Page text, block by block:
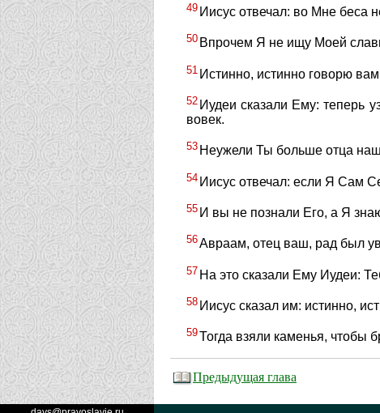
49 Иисус отвечал: во Мне беса
50 Впрочем Я не ищу Моей
51 Истинно, истинно говорю
52 Иудеи сказали Ему: теперь
вовек.
53 Неужели Ты больше отца
54 Иисус отвечал: если Я Сам
55 И вы не познали Его, а Я
56Авраам, отец ваш, рад был
57 На это сказали Ему Иудеи:
58 Иисус сказал им: истинно,
59Тогда взяли каменья, чтобы
Предыдущая глава